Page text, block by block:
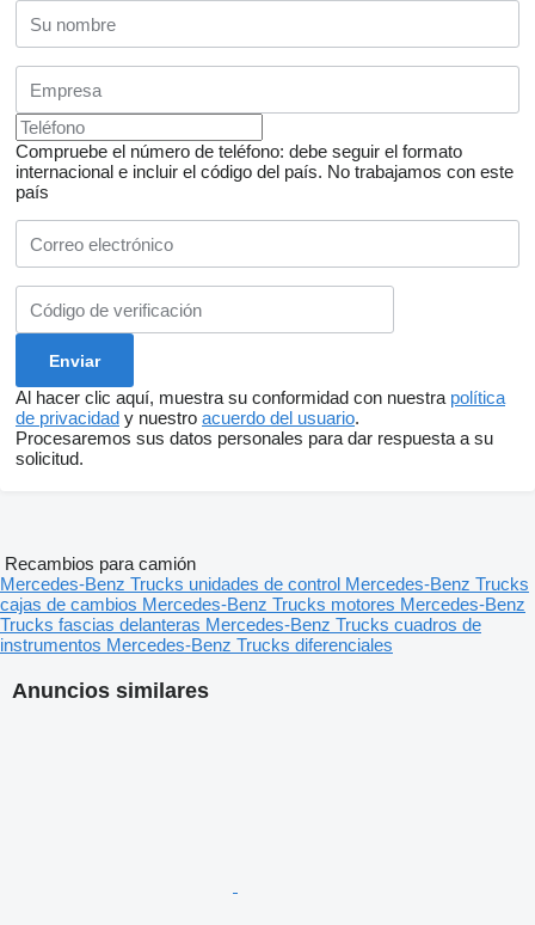
Compruebe el número de teléfono: debe seguir el formato
internacional e incluir el código del país. No trabajamos con este
país
Al hacer clic aquí, muestra su conformidad con nuestra política
de privacidad y nuestro acuerdo del usuario.
Procesaremos sus datos personales para dar respuesta a su
solicitud.
Anuncios similares
Recambios para camión
Mercedes-Benz Trucks unidades de control Mercedes-Benz Trucks
cajas de cambios Mercedes-Benz Trucks motores Mercedes-Benz
Trucks fascias delanteras Mercedes-Benz Trucks cuadros de
instrumentos Mercedes-Benz Trucks diferenciales